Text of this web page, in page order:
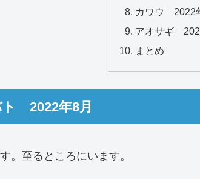
カワウ 2022
アオサギ
まとめ
ト 2022年8月
。至るところにいます。